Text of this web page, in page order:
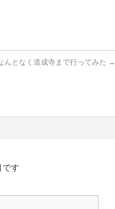
んとなく道成寺まで行ってみた →
です